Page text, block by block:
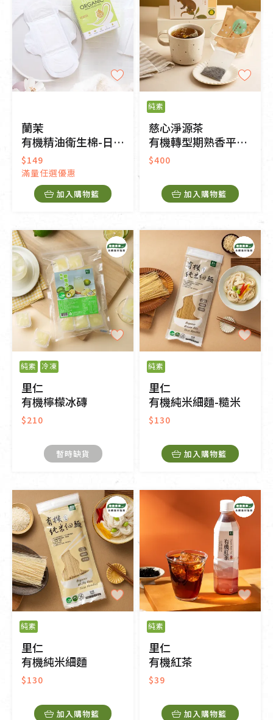
蘭茉
有機精油衛生棉-日用型(24cm)
$149
滿量任選優惠
加入購物籃
純素
慈心淨源茶
有機轉型期熟香平面茶包
$400
加入購物籃
純素 冷凍
里仁
有機檸檬冰磚
$210
暫時缺貨
純素
里仁
有機純米細麵-糙米
$130
加入購物籃
純素
里仁
有機純米細麵
$130
加入購物籃
純素
里仁
有機紅茶
$39
加入購物籃